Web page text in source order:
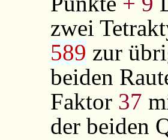
zwei
589 zur
beiden
Faktor 37
der beiden